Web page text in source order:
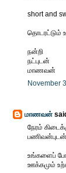
short and
நன்றி
நட்புடன்
மாணவன்
November
மாணவன்
நேரம்
உங்களைப்
ஊக்கமும்